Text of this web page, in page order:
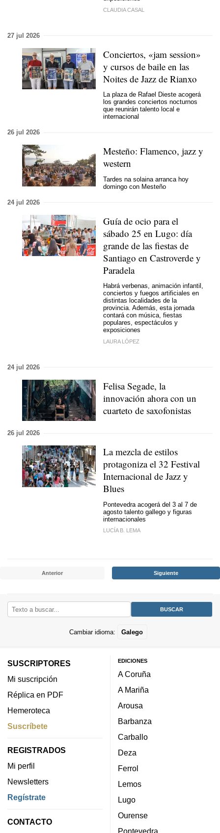
CLAUDIA CASAL
27 jul 2026
Conciertos, «jam session»
y cursos de baile en las
Noites de Jazz de Rianxo
La plaza de Rafael Dieste acogerá
los grandes conciertos nocturnos
que reunirán talento local e
internacional
26 jul 2026
Mesteño: Flamenco, jazz y
western
Tardes na solaina arranca hoy
domingo con Mesteño
24 jul 2026
Guía de ocio para el
sábado 25 en Lugo: día
grande de las fiestas de
Santiago en Castroverde y
Paradela
Habrá verbenas, animación infantil,
conciertos y fuegos artificiales en
distintas localidades de la
provincia. Además, esta jornada
contará con música, fiestas
populares, espectáculos y
exposiciones
LAURA LÓPEZ
24 jul 2026
Felisa Segade, la
innovación ahora con un
cuarteto de saxofonistas
26 jul 2026
La mezcla de estilos
protagoniza el 32 Festival
Internacional de Jazz y
Blues
Pontevedra acogerá del 3 al 7 de
agosto talento gallego y figuras
internacionales
LUCÍA B. LEMA
Anterior Siguiente
Cambiar idioma: Galego
SUSCRIPTORES
Mi suscripción
Réplica en PDF
Hemeroteca
Suscríbete
REGISTRADOS
Mi perfil
Newsletters
Regístrate
CONTACTO
EDICIONES
A Coruña
A Mariña
Arousa
Barbanza
Carballo
Deza
Ferrol
Lemos
Lugo
Ourense
Pontevedra